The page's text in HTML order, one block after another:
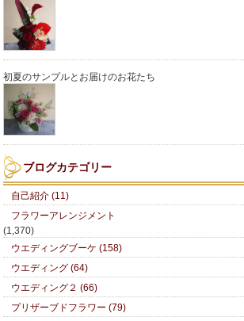
初夏のサンプルとお届けのお花たち
ブログカテゴリー
自己紹介 (11)
フラワーアレンジメント
(1,370)
ウエディングブーケ (158)
ウエディング (64)
ウエディング２ (66)
プリザーブドフラワー (79)